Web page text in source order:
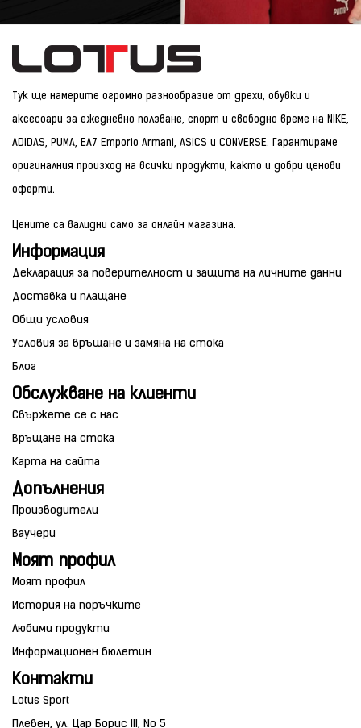
Тук ще намерите огромно разнообразие от дрехи, обувки и
аксесоари за ежедневно ползване, спорт и свободно време на NIKE,
ADIDAS, PUMA, EA7 Emporio Armani, ASICS и CONVERSE. Гарантираме
оригиналния произход на всички продукти, както и добри ценови
оферти.
Цените са валидни само за онлайн магазина.
Информация
Декларация за поверителност и защита на личните данни
Доставка и плащане
Общи условия
Условия за връщане и замяна на стока
Блог
Обслужване на клиенти
Свържете се с нас
Връщане на стока
Карта на сайта
Допълнения
Производители
Ваучери
Моят профил
Моят профил
История на поръчките
Любими продукти
Информационен бюлетин
Контакти
Lotus Sport
Плевен, ул. Цар Борис III, No 5